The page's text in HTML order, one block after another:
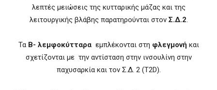
λεπτές μειώσεις της κυτταρικής μάζας και της
λειτουργικής βλάβης παρατηρούνται στον Σ.Δ.2.
Τα Β- λεμφοκύτταραεμπλέκονται στη φλεγμονή και
σχετίζονται με την αντίσταση στην ινσουλίνη στην
παχυσαρκία και τον Σ.Δ. 2 (T2D).